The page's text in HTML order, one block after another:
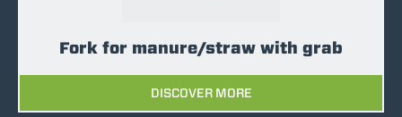
Fork for manure/straw with grab
DISCOVER MORE